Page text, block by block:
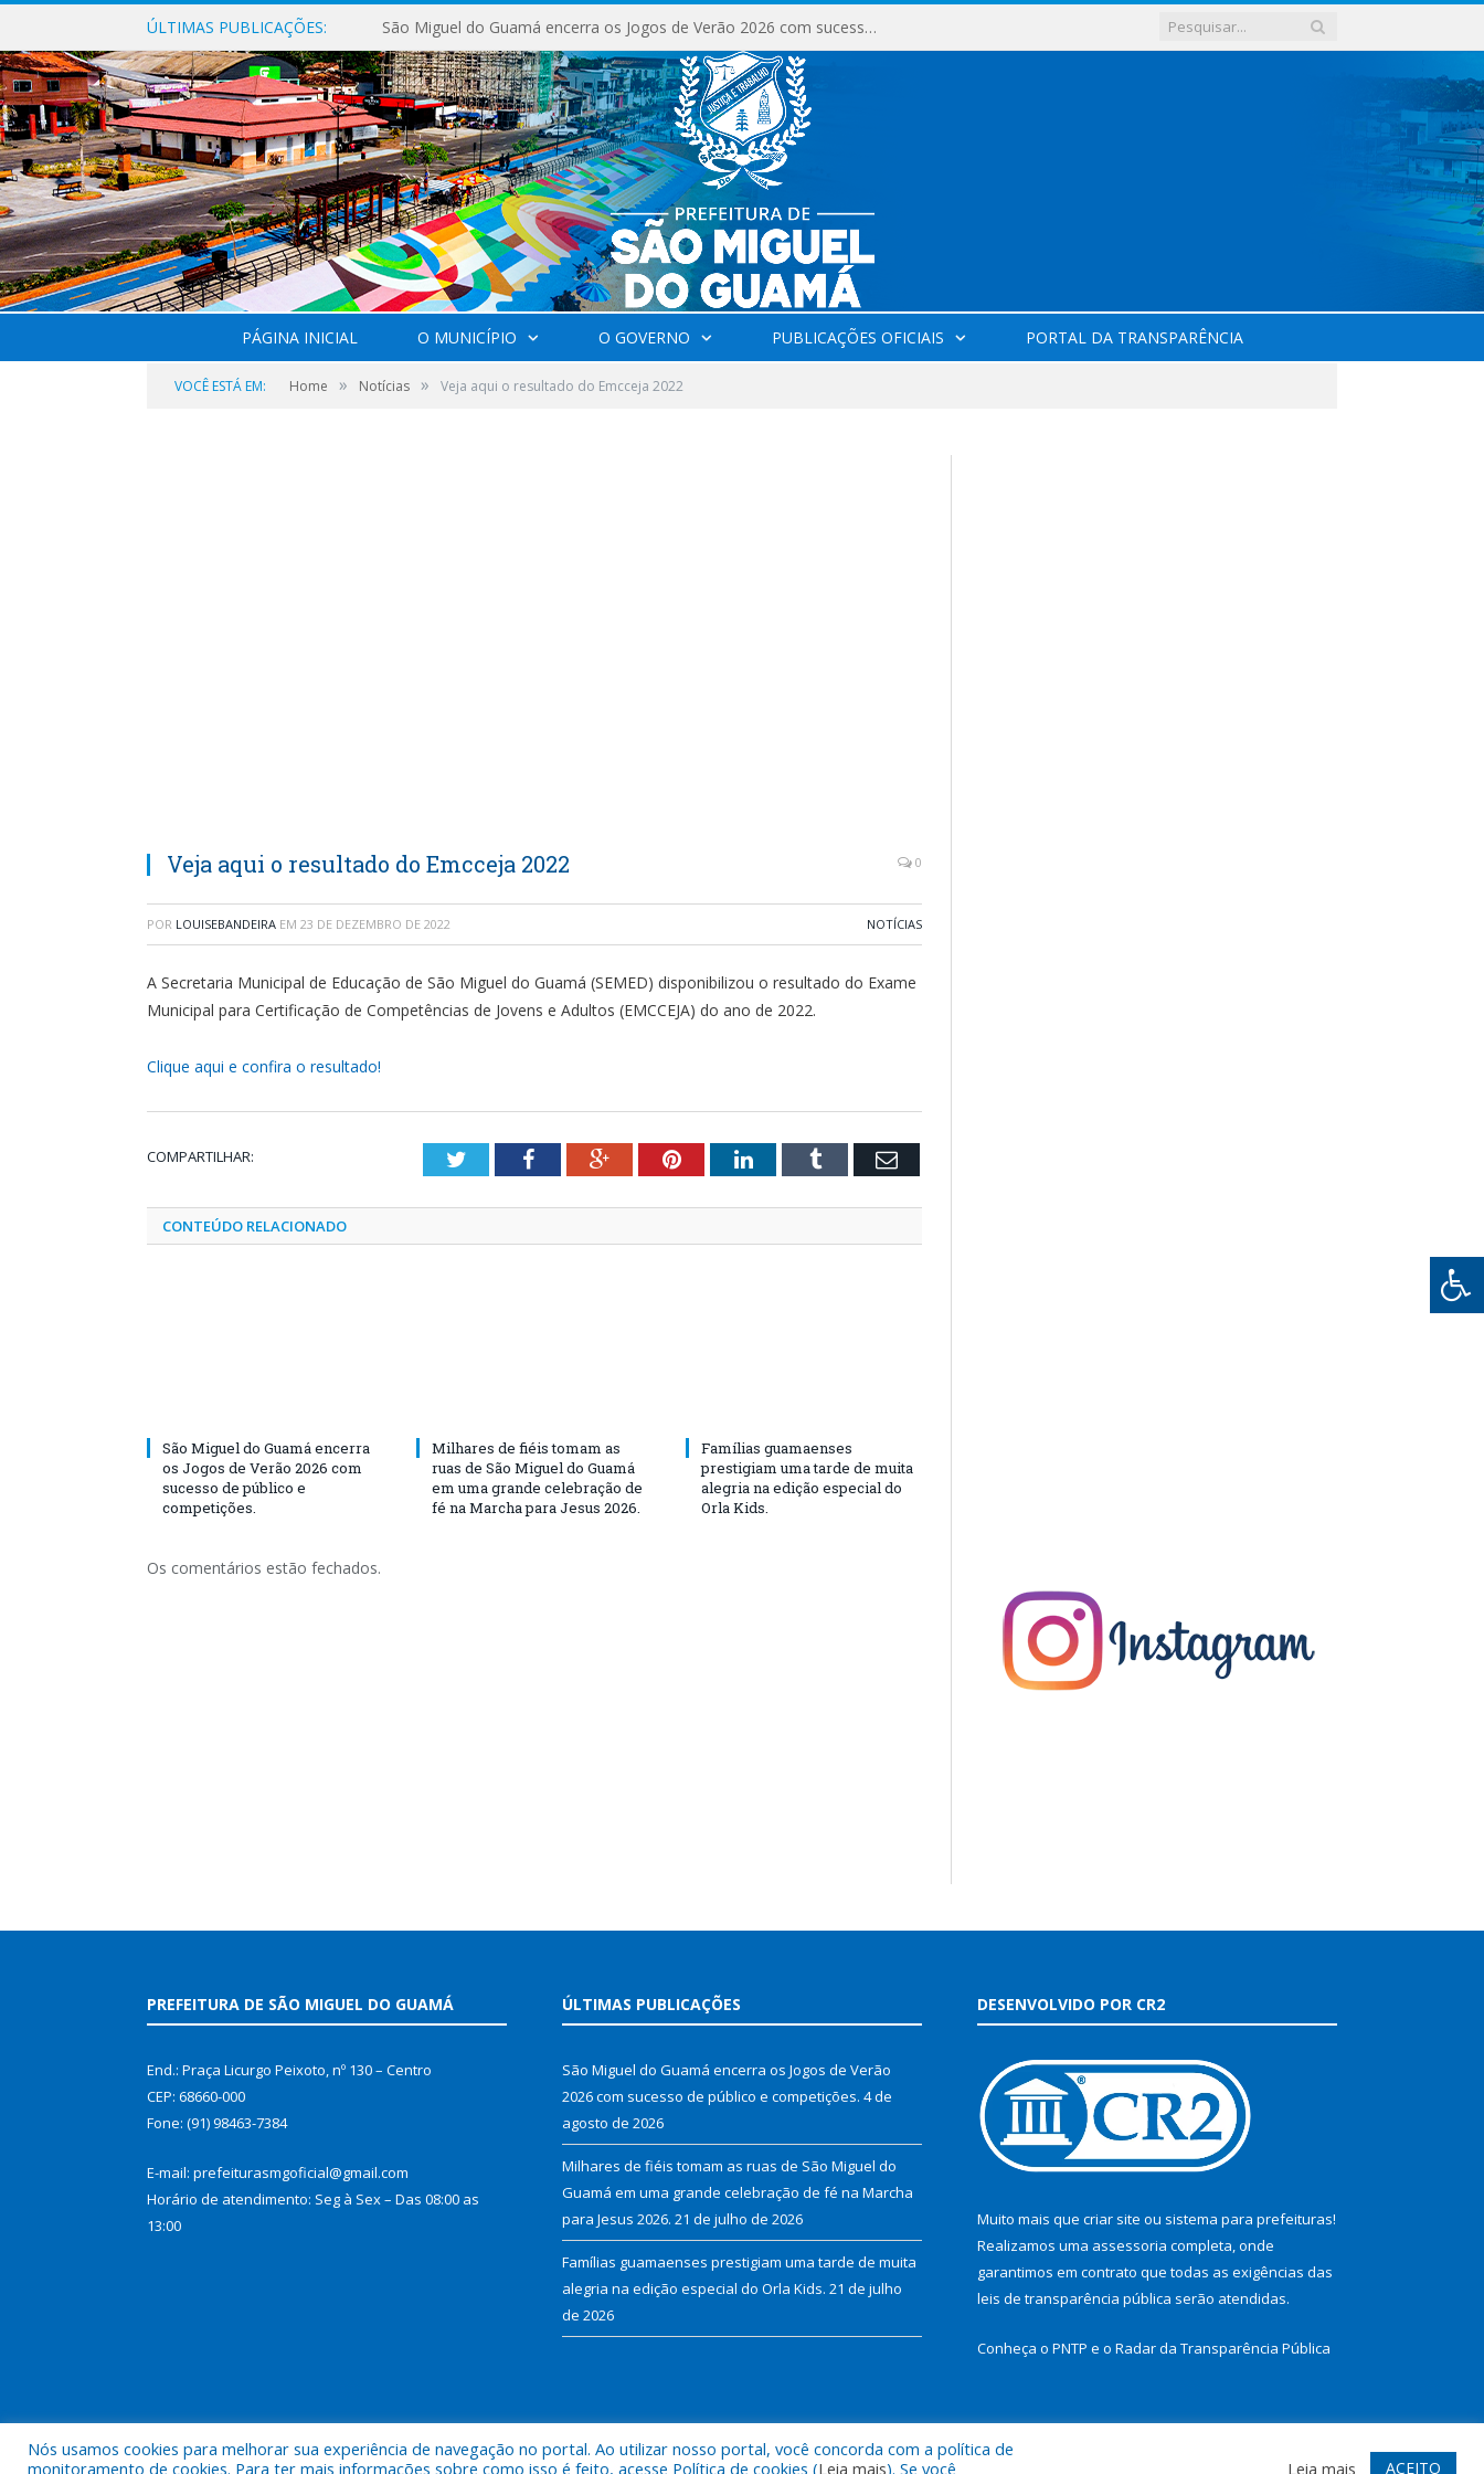
ÚLTIMAS PUBLICAÇÕES: São Miguel do Guamá encerra os Jogos de Verão 2026 com sucesso de público e competições.
PÁGINA INICIAL O MUNICÍPIO O GOVERNO PUBLICAÇÕES OFICIAIS PORTAL DA TRANSPARÊNCIA
VOCÊ ESTÁ EM: Home » Notícias » Veja aqui o resultado do Emcceja 2022
Veja aqui o resultado do Emcceja 2022 0
POR LOUISEBANDEIRA EM 23 DE DEZEMBRO DE 2022 NOTÍCIAS
A Secretaria Municipal de Educação de São Miguel do Guamá (SEMED) disponibilizou o resultado do Exame
Municipal para Certificação de Competências de Jovens e Adultos (EMCCEJA) do ano de 2022.
Clique aqui e confira o resultado!
COMPARTILHAR: TwitterFacebookGoogle+PinterestLinkedInTumblr Email
CONTEÚDO RELACIONADO
São Miguel do Guamá encerra
os Jogos de Verão 2026 com
sucesso de público e
competições.
Milhares de fiéis tomam as
ruas de São Miguel do Guamá
em uma grande celebração de
fé na Marcha para Jesus 2026.
Famílias guamaenses
prestigiam uma tarde de muita
alegria na edição especial do
Orla Kids.
Os comentários estão fechados.
PREFEITURA DE SÃO MIGUEL DO GUAMÁ
End.: Praça Licurgo Peixoto, nº 130 – Centro
CEP: 68660-000
Fone: (91) 98463-7384
E-mail: prefeiturasmgoficial@gmail.com
Horário de atendimento: Seg à Sex – Das 08:00 as
13:00
ÚLTIMAS PUBLICAÇÕES
São Miguel do Guamá encerra os Jogos de Verão
2026 com sucesso de público e competições. 4 de
agosto de 2026
Milhares de fiéis tomam as ruas de São Miguel do
Guamá em uma grande celebração de fé na Marcha
para Jesus 2026. 21 de julho de 2026
Famílias guamaenses prestigiam uma tarde de muita
alegria na edição especial do Orla Kids. 21 de julho
de 2026
DESENVOLVIDO POR CR2
Muito mais que criar site ou sistema para prefeituras!
Realizamos uma assessoria completa, onde
garantimos em contrato que todas as exigências das
leis de transparência pública serão atendidas.
Conheça o PNTP e o Radar da Transparência Pública
Todos os direitos reservados a Prefeitura Municipal de São Miguel do Guamá. Mapa do Site Acessar Webmail
Nós usamos cookies para melhorar sua experiência de navegação no portal. Ao utilizar nosso portal, você concorda com a política de
monitoramento de cookies. Para ter mais informações sobre como isso é feito, acesse Política de cookies (Leia mais). Se você Leia mais ACEITO